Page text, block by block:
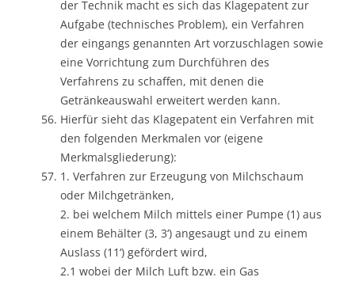
der Technik macht es sich das Klagepatent zur
Aufgabe (technisches Problem), ein Verfahren
der eingangs genannten Art vorzuschlagen sowie
eine Vorrichtung zum Durchführen des
Verfahrens zu schaffen, mit denen die
Getränkeauswahl erweitert werden kann.
Hierfür sieht das Klagepatent ein Verfahren mit
den folgenden Merkmalen vor (eigene
Merkmalsgliederung):
1. Verfahren zur Erzeugung von Milchschaum
oder Milchgetränken,
2. bei welchem Milch mittels einer Pumpe (1) aus
einem Behälter (3, 3‘) angesaugt und zu einem
Auslass (11‘) gefördert wird,
2.1 wobei der Milch Luft bzw. ein Gas